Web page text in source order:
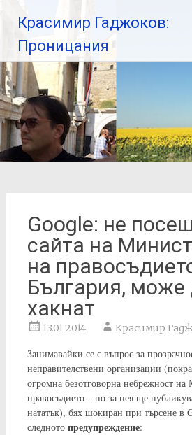
Красимир Гаджоков:
Проницания
Google: не
сайта на
на
България, може
хакнат
13.01.2014 Красимир
Занимавайки се с въпрос за
неправителствени организации
огромна безотговорна небрежност на
правосъдието – но за нея ще
нататък), бях шокиран при търсене в
следното предупреждение: